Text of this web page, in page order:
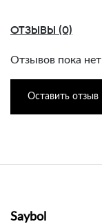
ОТЗЫВЫ (0)
Отзывов пока нет
Оставить отзыв
Saybol